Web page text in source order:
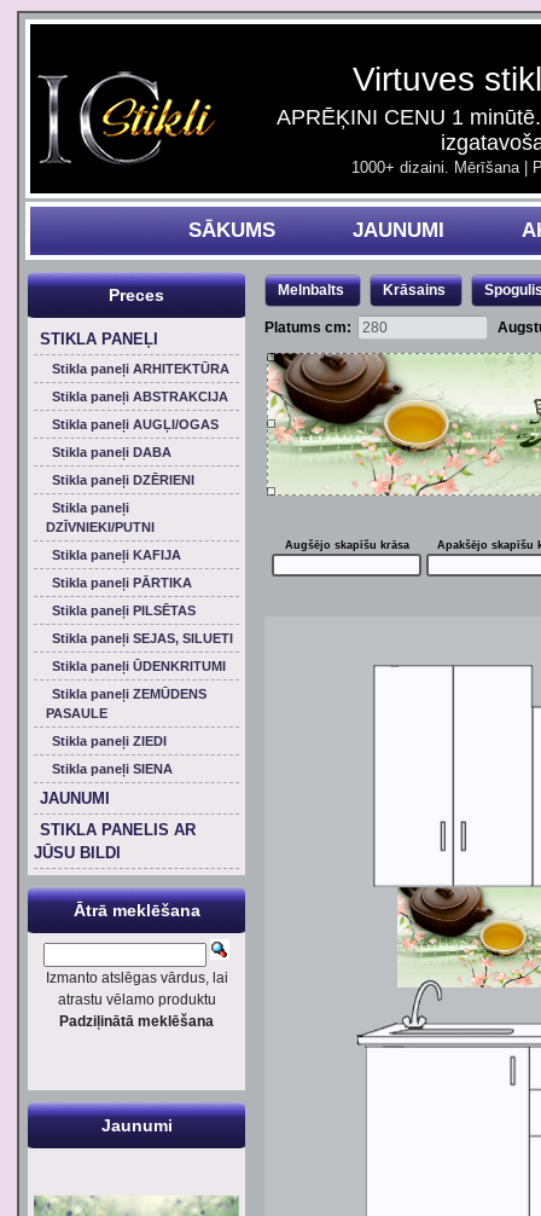
Virtuves
APRĒĶINI CENU 1
1000+ dizaini. Mērīšana |
SĀKUMS JAUNUMI
Melnbalts Krāsains
Platums cm:
Augšējo skapīšu krāsa Apakšējo skapīšu
Preces
STIKLA PANEĻI
Stikla paneļi ARHITEKTŪRA
Stikla paneļi ABSTRAKCIJA
Stikla paneļi AUGĻI/OGAS
Stikla paneļi DABA
Stikla paneļi DZĒRIENI
Stikla paneļi
DZĪVNIEKI/PUTNI
Stikla paneļi KAFIJA
Stikla paneļi PĀRTIKA
Stikla paneļi PILSĒTAS
Stikla paneļi SEJAS, SILUETI
Stikla paneļi ŪDENKRITUMI
Stikla paneļi ZEMŪDENS
PASAULE
Stikla paneļi ZIEDI
Stikla paneļi SIENA
JAUNUMI
STIKLA PANELIS AR
JŪSU BILDI
Ātrā meklēšana
Izmanto atslēgas vārdus, lai
atrastu vēlamo produktu
Padziļinātā meklēšana
Jaunumi